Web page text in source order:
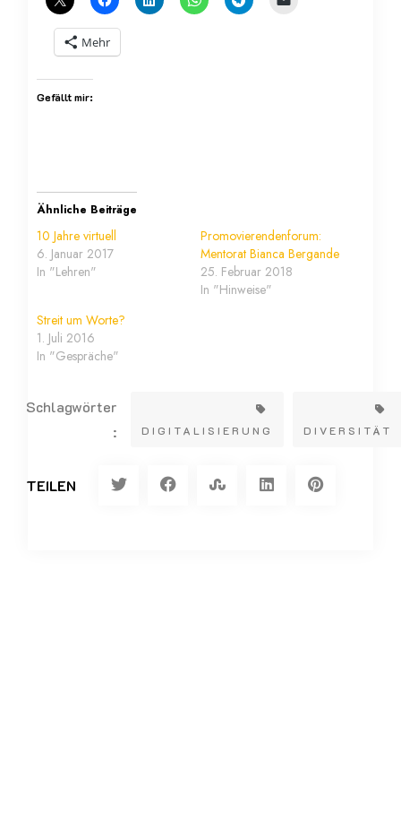
Mehr
Gefällt mir:
Ähnliche Beiträge
10 Jahre virtuell
6. Januar 2017
In "Lehren"
Promovierendenforum:
Mentorat Bianca Bergande
25. Februar 2018
In "Hinweise"
Streit um Worte?
1. Juli 2016
In "Gespräche"
Schlagwörter
:
DIGITALISIERUNG DIVERSITÄT
TEILEN